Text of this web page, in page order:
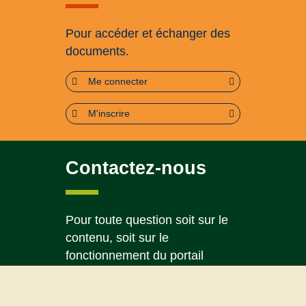
Pour accéder et échanger des
documents.
Me connecter
M'inscrire
Contactez-nous
Pour toute question soit sur le
contenu, soit sur le
fonctionnement du portail